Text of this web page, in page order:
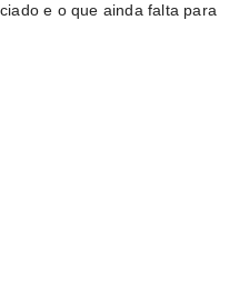
e o que ainda falta para